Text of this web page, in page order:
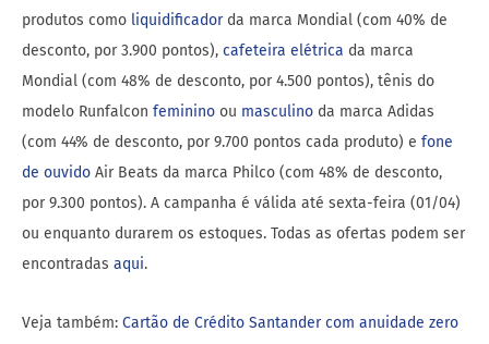
produtos como liquidificadorda marca Mondial (com 40% de
desconto, por 3.900 pontos), cafeteira elétrica da marca
Mondial (com 48% de desconto, por 4.500 pontos), tênis do
modelo Runfalcon feminino ou masculino da marca Adidas
(com 44% de desconto, por 9.700 pontos cada produto) e fone
de ouvido Air Beats da marca Philco (com 48% de desconto,
por 9.300 pontos). A campanha é válida até sexta-feira (01/04)
ou enquanto durarem os estoques. Todas as ofertas podem ser
encontradas aqui.
Veja também: Cartão de Crédito Santander com anuidade zero